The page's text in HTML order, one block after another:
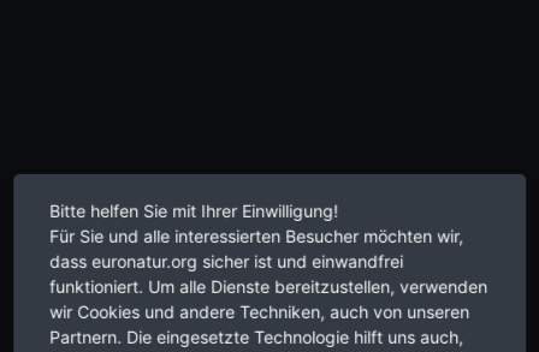
Bitte helfen Sie mit Ihrer Einwilligung!
Für Sie und alle interessierten Besucher möchten wir,
dass euronatur.org sicher ist und einwandfrei
funktioniert. Um alle Dienste bereitzustellen, verwenden
wir Cookies und andere Techniken, auch von unseren
Partnern. Die eingesetzte Technologie hilft uns auch,